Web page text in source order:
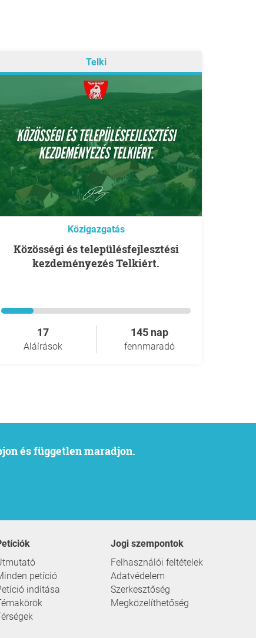
Telki
Közigazgatás
Közösségi és településfejlesztési
kezdeményezés Telkiért.
17
Aláírások
145 nap
fennmaradó
és független maradjon.
Petíciók
petíció
indítása
Jogi szempontok
Felhasználói feltételek
Adatvédelem
Szerkesztőség
Megközelíthetőség